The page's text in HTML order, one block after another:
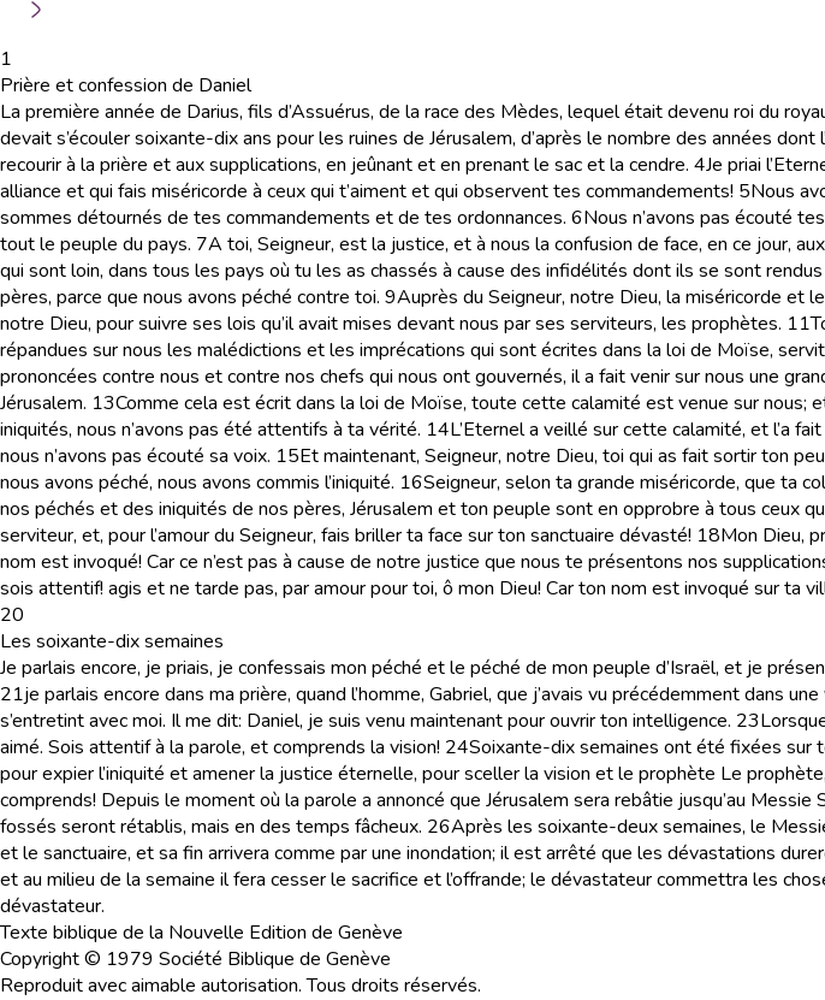
1
Prière et confession de Daniel
La première année de Darius, fils d’Assuérus, de la race des Mèdes, lequel était devenu roi du
devait s’écouler soixante-dix ans pour les ruines de Jérusalem, d’après le nombre des années
recourir à la prière et aux supplications, en jeûnant et en prenant le sac et la cendre. 4Je priai
alliance et qui fais miséricorde à ceux qui t’aiment et qui observent tes commandements! 5Nous
sommes détournés de tes commandements et de tes ordonnances. 6Nous n’avons pas écouté
tout le peuple du pays. 7A toi, Seigneur, est la justice, et à nous la confusion de face, en ce jour,
qui sont loin, dans tous les pays où tu les as chassés à cause des infidélités dont ils se sont
pères, parce que nous avons péché contre toi. 9Auprès du Seigneur, notre Dieu, la miséricorde et
notre Dieu, pour suivre ses lois qu’il avait mises devant nous par ses serviteurs, les prophètes. 11
répandues sur nous les malédictions et les imprécations qui sont écrites dans la loi de Moïse,
prononcées contre nous et contre nos chefs qui nous ont gouvernés, il a fait venir sur nous une
Jérusalem. 13Comme cela est écrit dans la loi de Moïse, toute cette calamité est venue sur nous;
iniquités, nous n’avons pas été attentifs à ta vérité. 14L’Eternel a veillé sur cette calamité, et l’a
nous n’avons pas écouté sa voix. 15Et maintenant, Seigneur, notre Dieu, toi qui as fait sortir ton
nous avons péché, nous avons commis l’iniquité. 16Seigneur, selon ta grande miséricorde, que ta
nos péchés et des iniquités de nos pères, Jérusalem et ton peuple sont en opprobre à tous ceux
serviteur, et, pour l’amour du Seigneur, fais briller ta face sur ton sanctuaire dévasté! 18Mon Dieu,
nom est invoqué! Car ce n’est pas à cause de notre justice que nous te présentons nos
sois attentif! agis et ne tarde pas, par amour pour toi, ô mon Dieu! Car ton nom est invoqué sur ta
20
Les soixante-dix semaines
Je parlais encore, je priais, je confessais mon péché et le péché de mon peuple d’Israël, et je
21je parlais encore dans ma prière, quand l’homme, Gabriel, que j’avais vu précédemment dans
s’entretint avec moi. Il me dit: Daniel, je suis venu maintenant pour ouvrir ton intelligence. 23
aimé. Sois attentif à la parole, et comprends la vision! 24Soixante-dix semaines ont été fixées sur
pour expier l’iniquité et amener la justice éternelle, pour sceller la vision et le prophète Le prophète,
comprends! Depuis le moment où la parole a annoncé que Jérusalem sera rebâtie jusqu’au Messie
fossés seront rétablis, mais en des temps fâcheux. 26Après les soixante-deux semaines, le
et le sanctuaire, et sa fin arrivera comme par une inondation; il est arrêté que les dévastations
et au milieu de la semaine il fera cesser le sacrifice et l’offrande; le dévastateur commettra les
dévastateur.
Texte biblique de la Nouvelle Edition de Genève
Copyright © 1979 Société Biblique de Genève
Reproduit avec aimable autorisation. Tous droits réservés.